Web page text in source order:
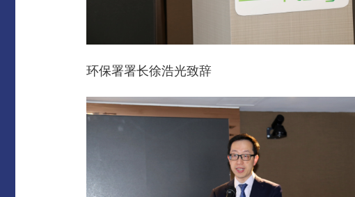
环保署署长徐浩光致辞